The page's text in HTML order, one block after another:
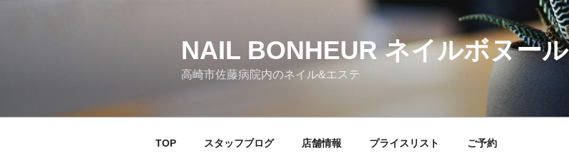
NAIL BONHEUR ネイルボヌール
高崎市佐藤病院内のネイル&エステ
TOP スタッフブログ 店舗情報 プライスリスト ご予約